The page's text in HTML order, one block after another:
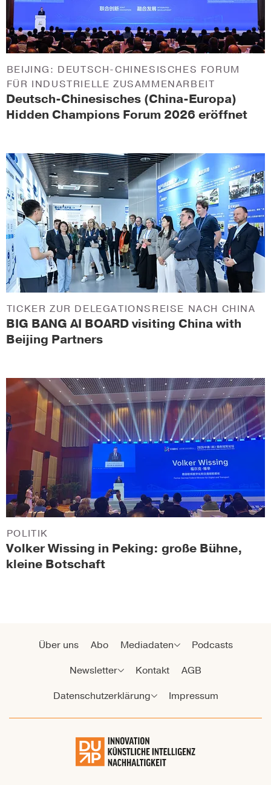
Deutsch-Chinesisches (China-Europa)
Hidden Champions Forum 2026 eröffnet
BEIJING: DEUTSCH-CHINESISCHES FORUM
FÜR INDUSTRIELLE ZUSAMMENARBEIT
BIG BANG AI BOARD visiting China with
Beijing Partners
TICKER ZUR DELEGATIONSREISE NACH CHINA
Volker Wissing in Peking: große Bühne,
kleine Botschaft
POLITIK
Über uns Abo Mediadaten
Podcasts
Newsletter
Kontakt
AGB
Datenschutzerklärung
Impressum